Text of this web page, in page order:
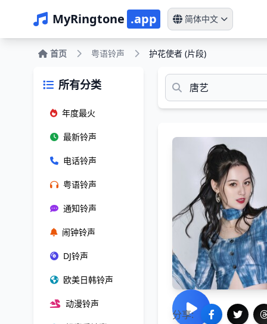
MyRingtone .app 简体中文
首页 粤语铃声 护花使者 (片段)
所有分类
年度最火
最新铃声
电话铃声
粤语铃声
通知铃声
闹钟铃声
DJ铃声
欧美日韩铃声
动漫铃声
分享: